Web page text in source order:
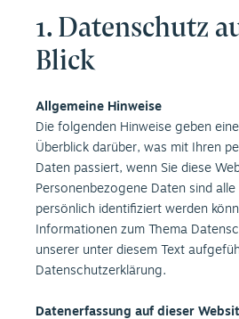
1. Datenschutz
Blick
Allgemeine Hinweise
Die folgenden Hinweise geben
Überblick darüber, was mit Ihren
Daten passiert, wenn Sie diese
Personenbezogene Daten sind
persönlich identifiziert werden
Informationen zum Thema
unserer unter diesem Text
Datenschutzerklärung.
Datenerfassung auf dieser